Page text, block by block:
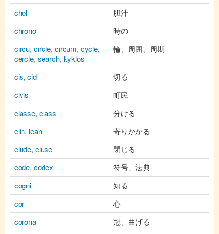
chol
胆汁
chrono
時の
circu, circle, circum, cycle,
cercle, search, kyklos
輪、周囲、周期
cis, cid
切る
civis
町民
classe, class
分ける
clin, lean
寄りかかる
clude, cluse
閉じる
code, codex
符号、法典
cogni
知る
cor
心
corona
冠、曲げる